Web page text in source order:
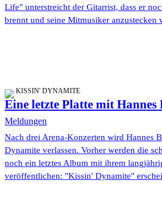
Life" unterstreicht der Gitarrist, dass er
brennt und seine Mitmusiker anzustecken
KISSIN' DYNAMITE
Eine letzte Platte mit Hannes
Meldungen
Nach drei Arena-Konzerten wird Hannes
Dynamite verlassen. Vorher werden die
noch ein letztes Album mit ihrem
veröffentlichen: "Kissin' Dynamite"